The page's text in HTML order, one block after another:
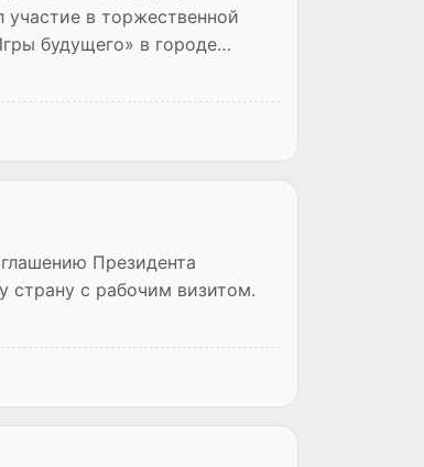
в торжественной
будущего» в городе
Президента
страну с рабочим визитом.